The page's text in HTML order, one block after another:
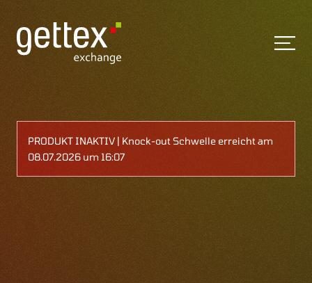
PRODUKT INAKTIV | Knock-out Schwelle erreicht am
08.07.2026 um 16:07